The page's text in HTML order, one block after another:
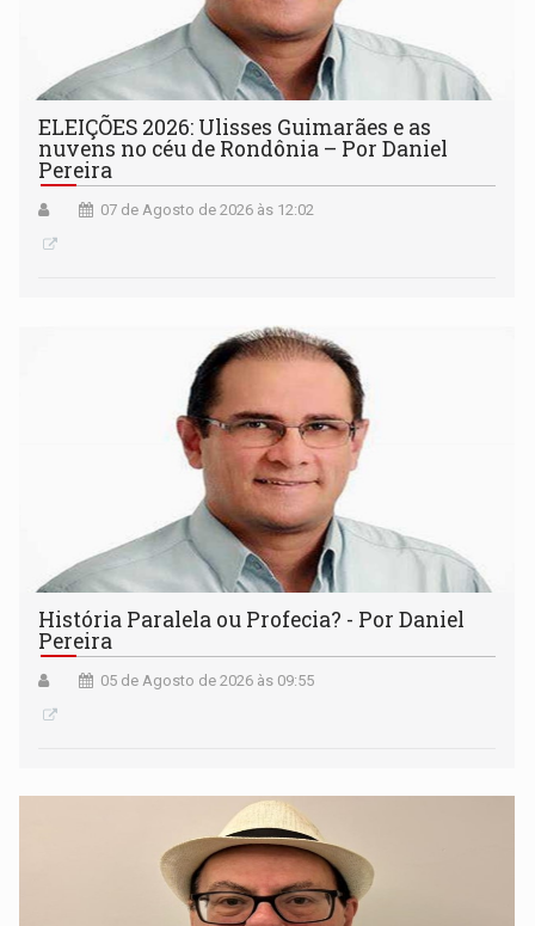
ELEIÇÕES 2026: Ulisses Guimarães e as
nuvens no céu de Rondônia – Por Daniel
Pereira
07 de Agosto de 2026 às 12:02
História Paralela ou Profecia? - Por Daniel
Pereira
05 de Agosto de 2026 às 09:55